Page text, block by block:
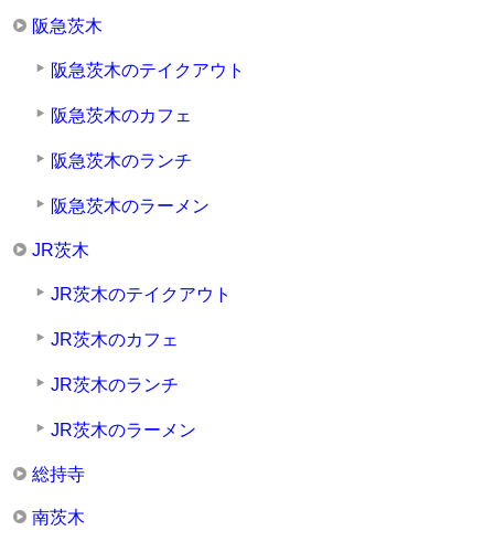
阪急茨木
阪急茨木のテイクアウト
阪急茨木のカフェ
阪急茨木のランチ
阪急茨木のラーメン
JR茨木
JR茨木のテイクアウト
JR茨木のカフェ
JR茨木のランチ
JR茨木のラーメン
総持寺
南茨木